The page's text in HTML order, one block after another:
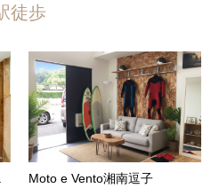
徒歩
Moto e Vento湘南逗子